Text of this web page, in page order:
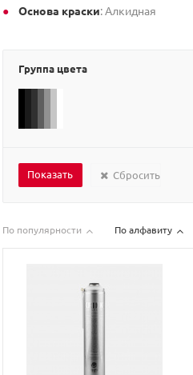
Основа краски: Алкидная
Группа цвета
Сбросить
По популярности По алфавиту